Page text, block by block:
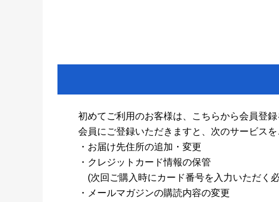
初めてご利用のお客様は、こちらから会員登録
会員にご登録いただきますと、次のサービスを
・お届け先住所の追加・変更
・クレジットカード情報の保管
(次回ご購入時にカード番号を入力いただく
・メールマガジンの購読内容の変更